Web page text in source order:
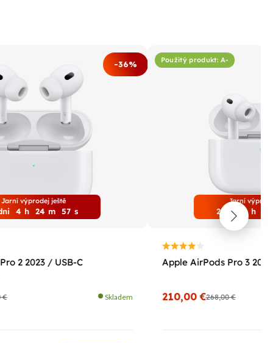
-36%
Jarní výprodej ještě
4 h 24 m 56 s
2 2023 / USB-C
€ Skladem
Použitý produkt: A-
Jarní
2 dni 4 h
Apple AirPods Pro 3
268,00 €
210,00 €